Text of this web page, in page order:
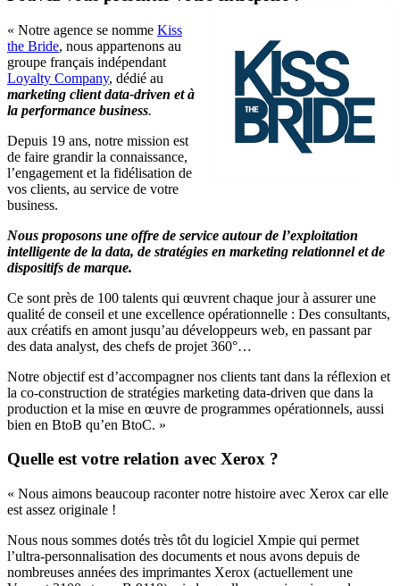
« Notre agence se nomme Kiss
the Bride, nous appartenons au
groupe français indépendant
Loyalty Company, dédié au
marketing client data-driven et à
la performance business.
Depuis 19 ans, notre mission est
de faire grandir la connaissance,
l’engagement et la fidélisation de
vos clients, au service de votre
business.
Nous proposons une offre de service autour de l’exploitation
intelligente de la data, de stratégies en marketing relationnel et de
dispositifs de marque.
Ce sont près de 100 talents qui œuvrent chaque jour à assurer une
qualité de conseil et une excellence opérationnelle : Des consultants,
aux créatifs en amont jusqu’au développeurs web, en passant par
des data analyst, des chefs de projet 360°…
Notre objectif est d’accompagner nos clients tant dans la réflexion et
la co-construction de stratégies marketing data-driven que dans la
production et la mise en œuvre de programmes opérationnels, aussi
bien en BtoB qu’en BtoC. »
Quelle est votre relation avec Xerox ?
« Nous aimons beaucoup raconter notre histoire avec Xerox car elle
est assez originale !
Nous nous sommes dotés très tôt du logiciel Xmpie qui permet
l’ultra-personnalisation des documents et nous avons depuis de
nombreuses années des imprimantes Xerox (actuellement une